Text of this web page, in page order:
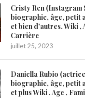
Cristy Ren (Instagram
biographie, âge, petit
et bien d’autres. Wiki ,
Carrière
juillet 25, 2023
Daniella Rubio
biographie, âge, petit
et plus Wiki , Age ,